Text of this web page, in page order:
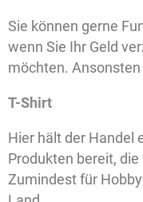
Sie können gerne
wenn Sie Ihr Geld
möchten.
T-Shirt
Hier hält der Handel
Produkten bereit,
Zumindest für